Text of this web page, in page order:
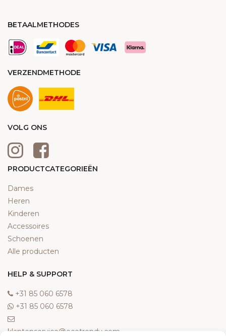
BETAALMETHODES
VERZENDMETHODE
VOLG ONS
PRODUCTCATEGORIEËN
Dames
Heren
Kinderen
Accessoires
Schoenen
Alle producten
HELP & SUPPORT
‎+31 85 060 6578
‎+31 85 060 6578
klantenservice@ecotrendy.com